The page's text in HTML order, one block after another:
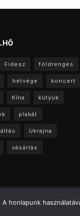
Fidesz földrengés
hétvége koncert
Kína kütyük
plakát
Ukrajna
vásárlás
honlapunk